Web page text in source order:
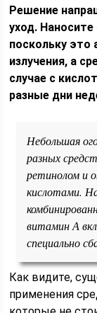
Решение
уход.
поскольку
излучения, а
случае с
разные дни
Небольшая
разных
ретинолом и
кислотами.
витамин А
специально
Как видите,
применения